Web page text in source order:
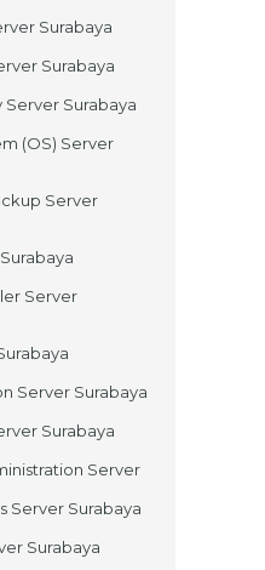
Surabaya
Surabaya
Surabaya
(OS) Server
Server
Server
Server Surabaya
Surabaya
Server
Server Surabaya
Surabaya